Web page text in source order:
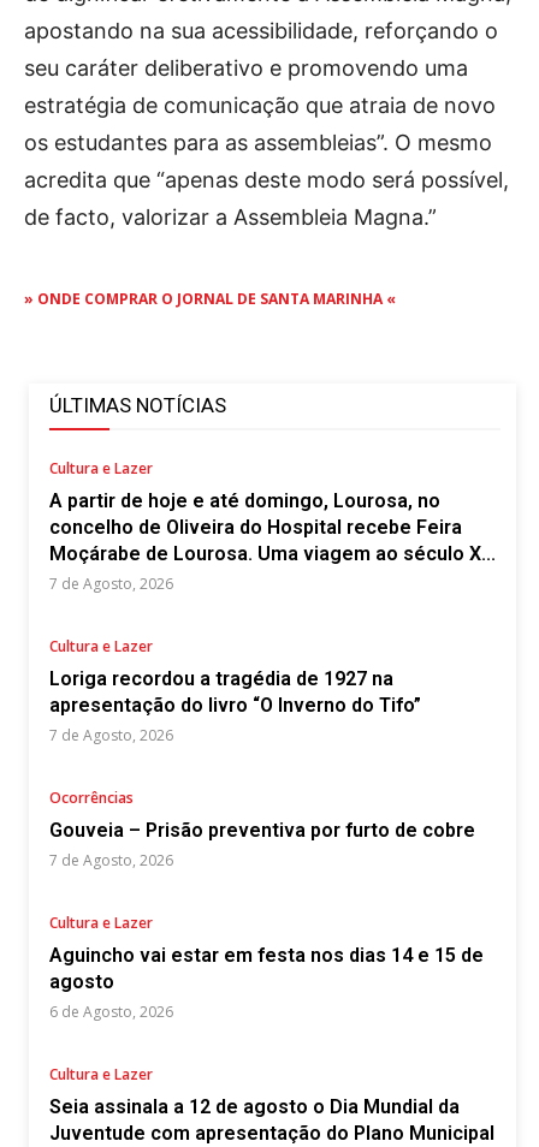
apostando na sua acessibilidade, reforçando o
seu caráter deliberativo e promovendo uma
estratégia de comunicação que atraia de novo
os estudantes para as assembleias”. O mesmo
acredita que “apenas deste modo será possível,
de facto, valorizar a Assembleia Magna.”
» ONDE COMPRAR O JORNAL DE SANTA MARINHA «
ÚLTIMAS NOTÍCIAS
Cultura e Lazer
A partir de hoje e até domingo, Lourosa, no
concelho de Oliveira do Hospital recebe Feira
Moçárabe de Lourosa. Uma viagem ao século X...
7 de Agosto, 2026
Cultura e Lazer
Loriga recordou a tragédia de 1927 na
apresentação do livro “O Inverno do Tifo”
7 de Agosto, 2026
Ocorrências
Gouveia – Prisão preventiva por furto de cobre
7 de Agosto, 2026
Cultura e Lazer
Aguincho vai estar em festa nos dias 14 e 15 de
agosto
6 de Agosto, 2026
Cultura e Lazer
Seia assinala a 12 de agosto o Dia Mundial da
Juventude com apresentação do Plano Municipal